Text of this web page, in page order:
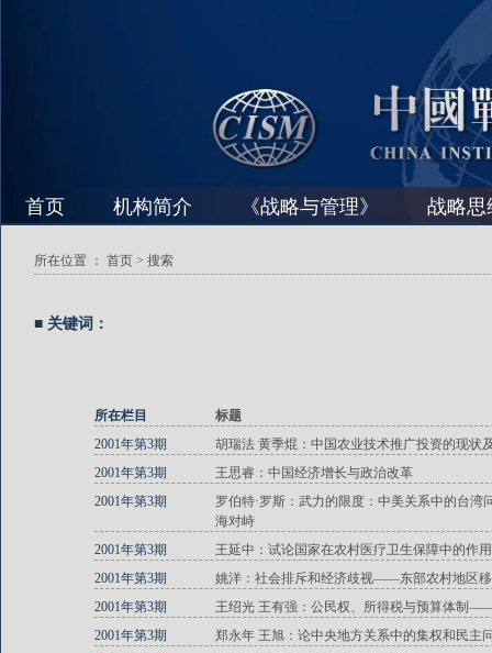
首页 机构简介 《战略与管理》 战略思
所在位置 ： 首页 > 搜索
■ 关键词：
所在栏目
标题
2001年第3期
胡瑞法 黄季焜：中国农业技术推广投资的现状
2001年第3期
王思睿：中国经济增长与政治改革
2001年第3期
罗伯特·罗斯：武力的限度：中美关系中的台
海对峙
2001年第3期
王延中：试论国家在农村医疗卫生保障中的作用
2001年第3期
姚洋：社会排斥和经济歧视——东部农村地区
2001年第3期
王绍光 王有强：公民权、所得税与预算体制
2001年第3期
郑永年 王旭：论中央地方关系中的集权和民主